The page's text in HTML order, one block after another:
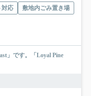
対応
敷地内ごみ置き場
」です。「Loyal Pine